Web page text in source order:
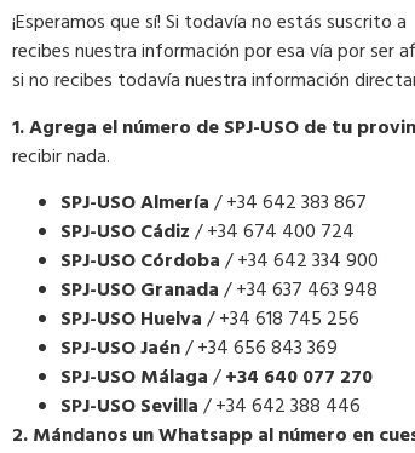
¡Esperamos que sí! Si todavía no estás
recibes nuestra información por esa vía por ser
si no recibes todavía nuestra información
1. Agrega el número de SPJ-USO de tu
recibir nada.
SPJ-USO Almería/ +34 642 383 867
SPJ-USO Cádiz/ +34 674 400 724
SPJ-USO Córdoba/ +34 642 334 900
SPJ-USO Granada/ +34 637 463 948
SPJ-USO Huelva/ +34 618 745 256
SPJ-USO Jaén/ +34 656 843 369
SPJ-USO Málaga/+34 640 077 270
SPJ-USO Sevilla/ +34 642 388 446
2. Mándanos un Whatsapp al número en